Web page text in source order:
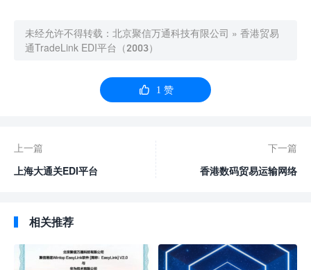
未经允许不得转载： 北京聚信万通科技有限公司 » 香港贸易
通TradeLink EDI平台（2003）
 1 赞
上一篇
上海大通关EDI平台
下一篇
香港数码贸易运输网络
相关推荐